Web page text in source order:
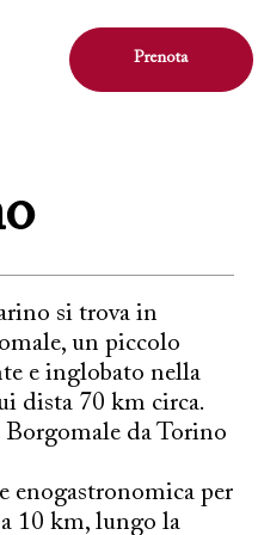
Prenota
si trova in
un piccolo
e inglobato nella
dista 70 km circa.
Borgomale da Torino
enogastronomica per
a 10 km, lungo la